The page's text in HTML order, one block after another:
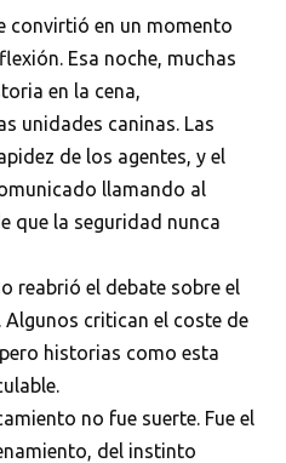
convirtió en un momento
Esa noche, muchas
en la cena,
unidades caninas. Las
de los agentes, y el
llamando al
que la seguridad nunca
reabrió el debate sobre el
critican el coste de
historias como esta
no fue suerte. Fue el
del instinto